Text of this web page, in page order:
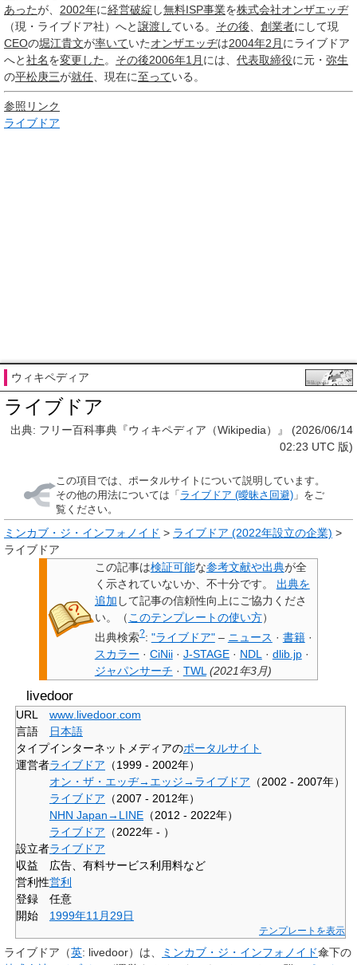
あったが、 2002年に経営破綻 し無料ISP事業を株式会社オンザエッヂ
（現・ライブドア社）へと譲渡している。 その後 創業者にして現
CEOの堀江貴文が率いていたオンザエッヂは2004年2月 にライブドア
へと社名を変更した 。 その後2006年1月 には、 代表取締役に元・ 弥生
の平松庚三が就任 、現在に至っている。
参照リンク
ライブドア
ウィキペディア
ライブドア
出典: フリー百科事典『ウィキペディア（Wikipedia）』 (2026/06/14
02:23 UTC 版)
この項目では、ポータルサイトについて説明しています。
その他の用法については「 ライブドア (曖昧さ回避) 」をご
覧ください。
ミンカブ・ジ・インフォノイド > ライブドア (2022年設立の企業) >
ライブドア
この記事は検証可能な参考文献や出典が全
く示されていないか、不十分です。
出典を
追加 して記事の信頼性向上にご協力くださ
い。
（ このテンプレートの使い方）
出典検索?: "ライブドア" – ニュース · 書籍 ·
スカラー · CiNii · J-STAGE · NDL · dlib.jp ·
ジャパンサーチ · TWL (2021年3月)
livedoor
URL www .livedoor .com
言語
日本語
タイプインターネットメディアのポータルサイト
運営者ライブドア （1999 - 2002年）
オン・ザ・エッヂ→エッジ→ライブドア （2002 - 2007年）
ライブドア （2007 - 2012年）
NHN Japan→LINE （2012 - 2022年）
ライブドア （2022年 - ）
設立者ライブドア
収益
広告、有料サービス利用料など
営利性営利
登録
任意
開始
1999年11月29日
テンプレートを表示
ライブドア （英: livedoor）は、 ミンカブ・ジ・インフォノイド傘下の